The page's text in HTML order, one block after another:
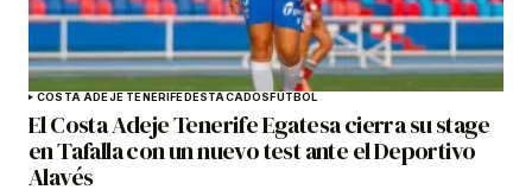
COSTA ADEJE TENERIFEDESTACADOSFÚTBOL
El Costa Adeje Tenerife Egatesa cierra su stage
en Tafalla con un nuevo test ante el Deportivo
Alavés